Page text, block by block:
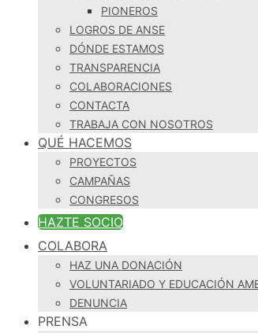
PIONEROS
LOGROS DE ANSE
DÓNDE ESTAMOS
TRANSPARENCIA
COLABORACIONES
CONTACTA
TRABAJA CON NOSOTROS
QUÉ HACEMOS
PROYECTOS
CAMPAÑAS
CONGRESOS
HAZTE SOCIO
COLABORA
HAZ UNA DONACIÓN
VOLUNTARIADO Y EDUCACIÓN
DENUNCIA
PRENSA